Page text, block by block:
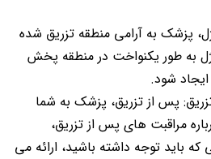
پزشک به آرامی منطقه تزریق شده
به طور یکنواخت در منطقه پخش
شود.
پس از تزریق، پزشک به شما
مراقبت های پس از تزریق،
باید توجه داشته باشید، ارائه می